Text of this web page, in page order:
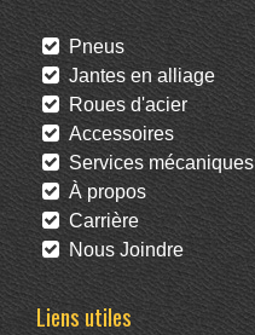
Pneus
Jantes en alliage
Roues d'acier
Accessoires
Services mécaniques
À propos
Carrière
Nous Joindre
Liens utiles